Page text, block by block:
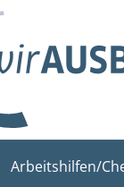
Arbeitshilfen/